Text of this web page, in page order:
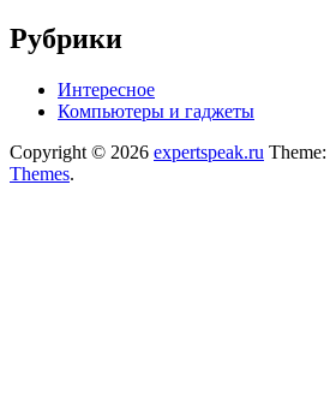
Рубрики
Интересное
Компьютеры и гаджеты
Copyright © 2026 expertspeak.ru
Themes.